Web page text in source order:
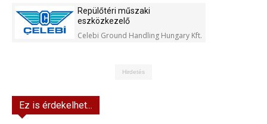
Repülőtéri műszaki
eszközkezelő
Celebi Ground Handling Hungary Kft.
Hirdetés
Ez is érdekelhet...